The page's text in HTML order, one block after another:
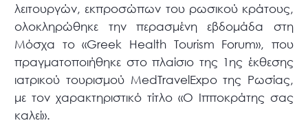
λειτουργών, εκπροσώπων του ρωσικού κράτους,
ολοκληρώθηκε την περασμένη εβδομάδα στη
Μόσχα το «Greek Health Tourism Forum», που
πραγματοποιήθηκε στο πλαίσιο της 1ης έκθεσης
ιατρικού τουρισμού MedΤravelExpo της Ρωσίας,
με τον χαρακτηριστικό τίτλο «Ο Ιπποκράτης σας
καλεί».